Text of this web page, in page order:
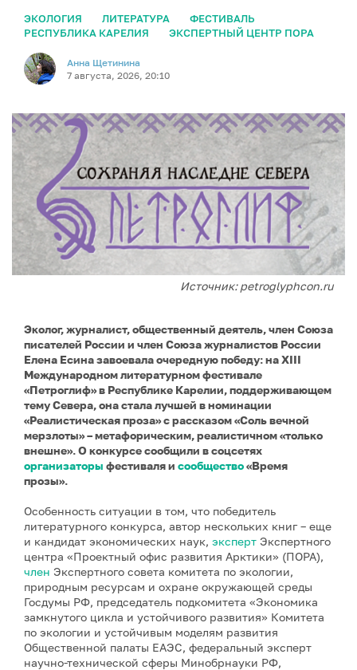
ЭКОЛОГИЯ ЛИТЕРАТУРА
ФЕСТИВАЛЬ
РЕСПУБЛИКА КАРЕЛИЯ
ЭКСПЕРТНЫЙ ЦЕНТР ПОРА
Анна Щетинина
7 августа, 2026, 20:10
Источник: petroglyphcon.ru
Эколог, журналист, общественный деятель, член Союза
писателей России и член Союза журналистов России
Елена Есина завоевала очередную победу: на XIII
Международном литературном фестивале
«Петроглиф» в Республике Карелии, поддерживающем
тему Севера, она стала лучшей в номинации
«Реалистическая проза» с рассказом «Соль вечной
мерзлоты» – метафорическим, реалистичном «только
внешне». О конкурсе сообщили в соцсетях
организаторы фестиваля и сообщество«Время
прозы».
Особенность ситуации в том, что победитель
литературного конкурса, автор нескольких книг – еще
и кандидат экономических наук, эксперт Экспертного
центра «Проектный офис развития Арктики» (ПОРА),
член Экспертного совета комитета по экологии,
природным ресурсам и охране окружающей среды
Госдумы РФ, председатель подкомитета «Экономика
замкнутого цикла и устойчивого развития» Комитета
по экологии и устойчивым моделям развития
Общественной палаты ЕАЭС, федеральный эксперт
научно-технической сферы Минобрнауки РФ,